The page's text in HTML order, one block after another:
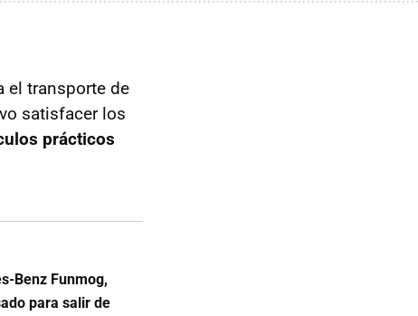
el transporte de
satisfacer los
prácticos
Benz Funmog,
para salir de